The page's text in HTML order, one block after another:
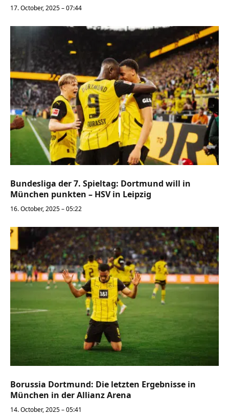
17. October, 2025 – 07:44
Bundesliga der 7. Spieltag: Dortmund will in
München punkten – HSV in Leipzig
16. October, 2025 – 05:22
Borussia Dortmund: Die letzten Ergebnisse in
München in der Allianz Arena
14. October, 2025 – 05:41